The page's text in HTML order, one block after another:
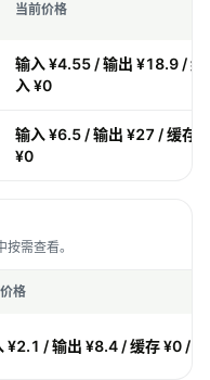
当前价格
输入 ¥4.55 / 输出 ¥18.9 / 缓
入 ¥0
输入 ¥6.5 / 输出 ¥27 / 缓存
¥0
需查看。
格
¥2.1 / 输出 ¥8.4 / 缓存 ¥0 /